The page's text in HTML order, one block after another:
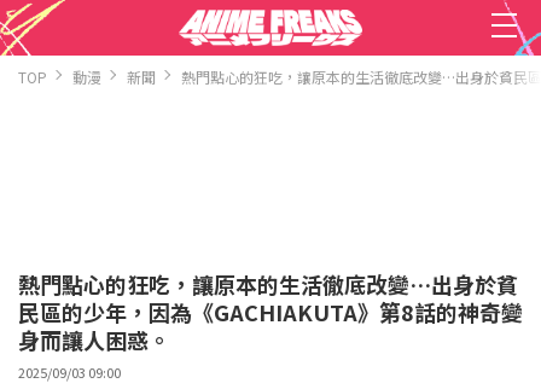
TOP 動漫 新聞 熱門點心的狂吃，讓原本的生活徹底改變…出身於貧民
熱門點心的狂吃，讓原本的生活徹底改變…出身於貧
民區的少年，因為《GACHIAKUTA》第8話的神奇變
身而讓人困惑。
2025/09/03 09:00